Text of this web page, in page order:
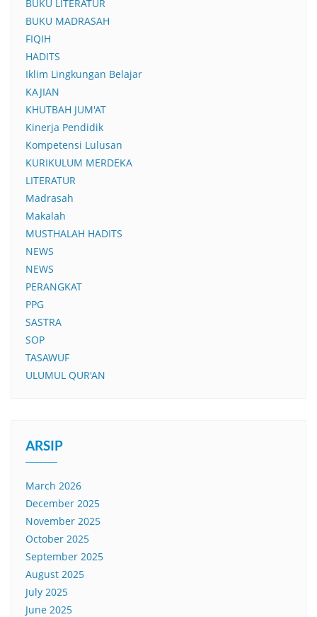
BUKU LITERATUR
BUKU MADRASAH
FIQIH
HADITS
Iklim Lingkungan Belajar
KAJIAN
KHUTBAH JUM'AT
Kinerja Pendidik
Kompetensi Lulusan
KURIKULUM MERDEKA
LITERATUR
Madrasah
Makalah
MUSTHALAH HADITS
NEWS
NEWS
PERANGKAT
PPG
SASTRA
SOP
TASAWUF
ULUMUL QUR'AN
ARSIP
March 2026
December 2025
November 2025
October 2025
September 2025
August 2025
July 2025
June 2025